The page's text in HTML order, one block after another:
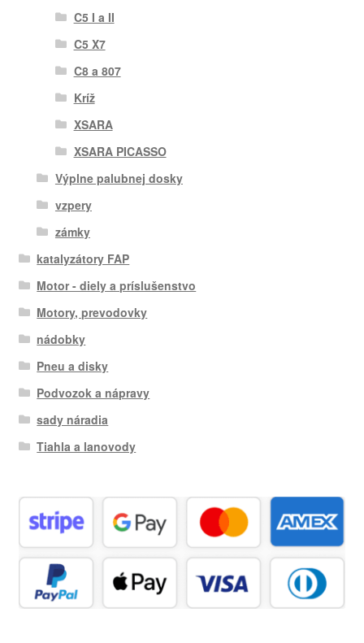
C5 I a II
C5 X7
C8 a 807
Kríž
XSARA
XSARA PICASSO
Výplne palubnej dosky
vzpery
zámky
katalyzátory FAP
Motor - diely a príslušenstvo
Motory, prevodovky
nádobky
Pneu a disky
Podvozok a nápravy
sady náradia
Tiahla a lanovody